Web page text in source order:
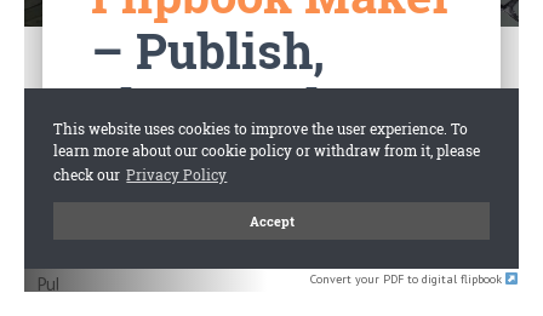
Convert your PDF to digital flipbook